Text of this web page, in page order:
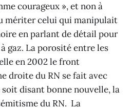
courageux », et non à
mériter celui qui manipulait
en parlant de détail pour
gaz. La porosité entre les
en 2002 le front
droite du RN se fait avec
disant bonne nouvelle, la
du RN. La